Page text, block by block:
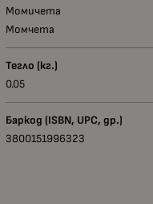
Момичета
Момчета
Тегло (кг.)
0.05
Баркод (ISBN, UPC, др.)
3800151996323